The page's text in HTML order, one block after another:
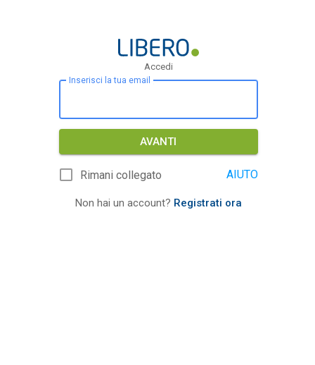
Accedi
Inserisci la tua email
AVANTI
Rimani collegato AIUTO
Non hai un account? Registrati ora